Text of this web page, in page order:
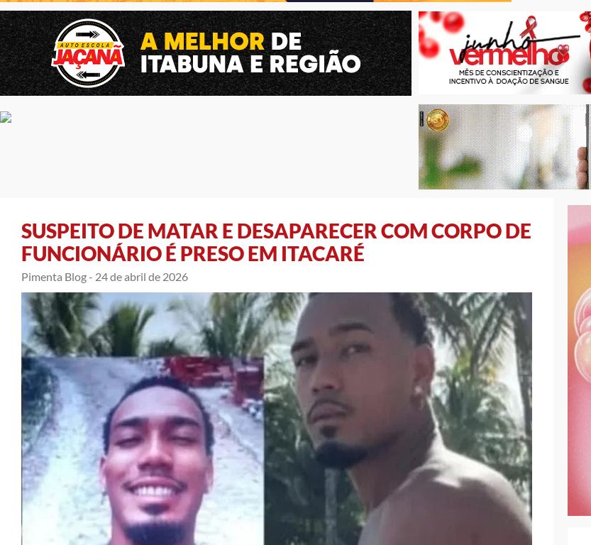
SUSPEITO DE MATAR E DESAPARECER COM CORPO DE
FUNCIONÁRIO É PRESO EM ITACARÉ
Pimenta Blog - 24 de abril de 2026